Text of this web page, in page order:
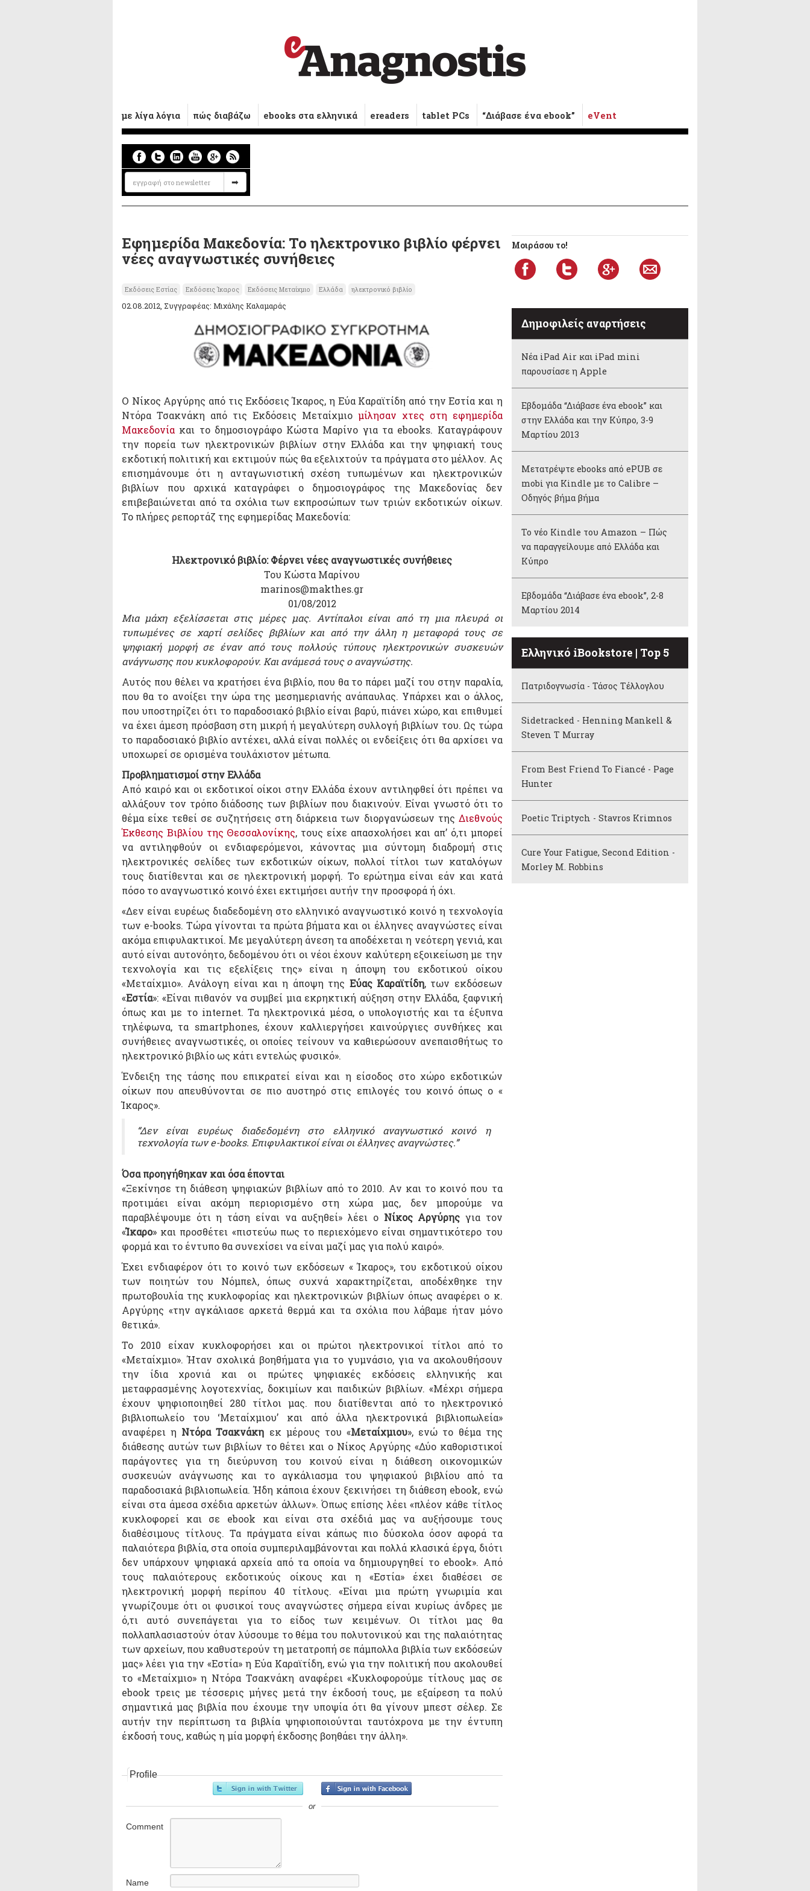
με λίγα λόγια πώς διαβάζω ebooks στα ελληνικά ereaders tablet PCs “Διάβασε ένα ebook” eVent
Εφημερίδα Μακεδονία: Το ηλεκτρονικο βιβλίο φέρνει
νέες αναγνωστικές συνήθειες
Εκδόσεις Εστίας Εκδόσεις Ίκαρος Εκδόσεις Μεταίχμιο Ελλάδα ηλεκτρονικό βιβλίο
02.08.2012, Συγγραφέας: Μιχάλης Καλαμαράς
Ο Νίκος Αργύρης από τις Εκδόσεις Ίκαρος, η Εύα Καραϊτίδη από την Εστία και η
Ντόρα Τσακνάκη από τις Εκδόσεις Μεταίχμιο μίλησαν χτες στη εφημερίδα
Μακεδονία και το δημοσιογράφο Κώστα Μαρίνο για τα ebooks. Καταγράφουν
την πορεία των ηλεκτρονικών βιβλίων στην Ελλάδα και την ψηφιακή τους
εκδοτική πολιτική και εκτιμούν πώς θα εξελιχτούν τα πράγματα στο μέλλον. Ας
επισημάνουμε ότι η ανταγωνιστική σχέση τυπωμένων και ηλεκτρονικών
βιβλίων που αρχικά καταγράφει ο δημοσιογράφος της Μακεδονίας δεν
επιβεβαιώνεται από τα σχόλια των εκπροσώπων των τριών εκδοτικών οίκων.
Το πλήρες ρεπορτάζ της εφημερίδας Μακεδονία:
Ηλεκτρονικό βιβλίο: Φέρνει νέες αναγνωστικές συνήθειες
Του Κώστα Μαρίνου
marinos@makthes.gr
01/08/2012
Μια μάχη εξελίσσεται στις μέρες μας. Αντίπαλοι είναι από τη μια πλευρά οι
τυπωμένες σε χαρτί σελίδες βιβλίων και από την άλλη η μεταφορά τους σε
ψηφιακή μορφή σε έναν από τους πολλούς τύπους ηλεκτρονικών συσκευών
ανάγνωσης που κυκλοφορούν. Και ανάμεσά τους ο αναγνώστης.
Αυτός που θέλει να κρατήσει ένα βιβλίο, που θα το πάρει μαζί του στην παραλία,
που θα το ανοίξει την ώρα της μεσημεριανής ανάπαυλας. Υπάρχει και ο άλλος,
που υποστηρίζει ότι το παραδοσιακό βιβλίο είναι βαρύ, πιάνει χώρο, και επιθυμεί
να έχει άμεση πρόσβαση στη μικρή ή μεγαλύτερη συλλογή βιβλίων του. Ως τώρα
το παραδοσιακό βιβλίο αντέχει, αλλά είναι πολλές οι ενδείξεις ότι θα αρχίσει να
υποχωρεί σε ορισμένα τουλάχιστον μέτωπα.
Προβληματισμοί στην Ελλάδα
Από καιρό και οι εκδοτικοί οίκοι στην Ελλάδα έχουν αντιληφθεί ότι πρέπει να
αλλάξουν τον τρόπο διάδοσης των βιβλίων που διακινούν. Είναι γνωστό ότι το
θέμα είχε τεθεί σε συζητήσεις στη διάρκεια των διοργανώσεων της Διεθνούς
Έκθεσης Βιβλίου της Θεσσαλονίκης, τους είχε απασχολήσει και απ’ ό,τι μπορεί
να αντιληφθούν οι ενδιαφερόμενοι, κάνοντας μια σύντομη διαδρομή στις
ηλεκτρονικές σελίδες των εκδοτικών οίκων, πολλοί τίτλοι των καταλόγων
τους διατίθενται και σε ηλεκτρονική μορφή. Το ερώτημα είναι εάν και κατά
πόσο το αναγνωστικό κοινό έχει εκτιμήσει αυτήν την προσφορά ή όχι.
«Δεν είναι ευρέως διαδεδομένη στο ελληνικό αναγνωστικό κοινό η τεχνολογία
των e-books. Tώρα γίνονται τα πρώτα βήματα και οι έλληνες αναγνώστες είναι
ακόμα επιφυλακτικοί. Με μεγαλύτερη άνεση τα αποδέχεται η νεότερη γενιά, και
αυτό είναι αυτονόητο, δεδομένου ότι οι νέοι έχουν καλύτερη εξοικείωση με την
τεχνολογία και τις εξελίξεις της» είναι η άποψη του εκδοτικού οίκου
«Μεταίχμιο». Ανάλογη είναι και η άποψη της Εύας Καραϊτίδη, των εκδόσεων
«Εστία»: «Είναι πιθανόν να συμβεί μια εκρηκτική αύξηση στην Ελλάδα, ξαφνική
όπως και με το internet. Τα ηλεκτρονικά μέσα, ο υπολογιστής και τα έξυπνα
τηλέφωνα, τα smartphones, έχουν καλλιεργήσει καινούργιες συνθήκες και
συνήθειες αναγνωστικές, οι οποίες τείνουν να καθιερώσουν ανεπαισθήτως το
ηλεκτρονικό βιβλίο ως κάτι εντελώς φυσικό».
Ένδειξη της τάσης που επικρατεί είναι και η είσοδος στο χώρο εκδοτικών
οίκων που απευθύνονται σε πιο αυστηρό στις επιλογές του κοινό όπως ο «
Ίκαρος».
“Δεν είναι ευρέως διαδεδομένη στο ελληνικό αναγνωστικό κοινό η
τεχνολογία των e-books. Επιφυλακτικοί είναι οι έλληνες αναγνώστες.”
Όσα προηγήθηκαν και όσα έπονται
«Ξεκίνησε τη διάθεση ψηφιακών βιβλίων από το 2010. Αν και το κοινό που τα
προτιμάει είναι ακόμη περιορισμένο στη χώρα μας, δεν μπορούμε να
παραβλέψουμε ότι η τάση είναι να αυξηθεί» λέει ο Νίκος Αργύρης για τον
«Ίκαρο» και προσθέτει «πιστεύω πως το περιεχόμενο είναι σημαντικότερο του
φορμά και το έντυπο θα συνεχίσει να είναι μαζί μας για πολύ καιρό».
Έχει ενδιαφέρον ότι το κοινό των εκδόσεων « Ίκαρος», του εκδοτικού οίκου
των ποιητών του Νόμπελ, όπως συχνά χαρακτηρίζεται, αποδέχθηκε την
πρωτοβουλία της κυκλοφορίας και ηλεκτρονικών βιβλίων όπως αναφέρει ο κ.
Αργύρης «την αγκάλιασε αρκετά θερμά και τα σχόλια που λάβαμε ήταν μόνο
θετικά».
Το 2010 είχαν κυκλοφορήσει και οι πρώτοι ηλεκτρονικοί τίτλοι από το
«Μεταίχμιο». Ήταν σχολικά βοηθήματα για το γυμνάσιο, για να ακολουθήσουν
την ίδια χρονιά και οι πρώτες ψηφιακές εκδόσεις ελληνικής και
μεταφρασμένης λογοτεχνίας, δοκιμίων και παιδικών βιβλίων. «Μέχρι σήμερα
έχουν ψηφιοποιηθεί 280 τίτλοι μας. που διατίθενται από το ηλεκτρονικό
βιβλιοπωλείο του ‘Μεταίχμιου’ και από άλλα ηλεκτρονικά βιβλιοπωλεία»
αναφέρει η Ντόρα Τσακνάκη εκ μέρους του «Μεταίχμιου», ενώ το θέμα της
διάθεσης αυτών των βιβλίων το θέτει και ο Νίκος Αργύρης «Δύο καθοριστικοί
παράγοντες για τη διεύρυνση του κοινού είναι η διάθεση οικονομικών
συσκευών ανάγνωσης και το αγκάλιασμα του ψηφιακού βιβλίου από τα
παραδοσιακά βιβλιοπωλεία. Ήδη κάποια έχουν ξεκινήσει τη διάθεση ebook, ενώ
είναι στα άμεσα σχέδια αρκετών άλλων». Όπως επίσης λέει «πλέον κάθε τίτλος
κυκλοφορεί και σε ebook και είναι στα σχέδιά μας να αυξήσουμε τους
διαθέσιμους τίτλους. Τα πράγματα είναι κάπως πιο δύσκολα όσον αφορά τα
παλαιότερα βιβλία, στα οποία συμπεριλαμβάνονται και πολλά κλασικά έργα, διότι
δεν υπάρχουν ψηφιακά αρχεία από τα οποία να δημιουργηθεί το ebook». Από
τους παλαιότερους εκδοτικούς οίκους και η «Εστία» έχει διαθέσει σε
ηλεκτρονική μορφή περίπου 40 τίτλους. «Είναι μια πρώτη γνωριμία και
γνωρίζουμε ότι οι φυσικοί τους αναγνώστες σήμερα είναι κυρίως άνδρες με
ό,τι αυτό συνεπάγεται για το είδος των κειμένων. Οι τίτλοι μας θα
πολλαπλασιαστούν όταν λύσουμε το θέμα του πολυτονικού και της παλαιότητας
των αρχείων, που καθυστερούν τη μετατροπή σε πάμπολλα βιβλία των εκδόσεών
μας» λέει για την «Εστία» η Εύα Καραϊτίδη, ενώ για την πολιτική που ακολουθεί
το «Μεταίχμιο» η Ντόρα Τσακνάκη αναφέρει «Κυκλοφορούμε τίτλους μας σε
ebook τρεις με τέσσερις μήνες μετά την έκδοσή τους, με εξαίρεση τα πολύ
σημαντικά μας βιβλία που έχουμε την υποψία ότι θα γίνουν μπεστ σέλερ. Σε
αυτήν την περίπτωση τα βιβλία ψηφιοποιούνται ταυτόχρονα με την έντυπη
έκδοσή τους, καθώς η μία μορφή έκδοσης βοηθάει την άλλη».
Profile
or
Comment
Name
Μοιράσου το!
Δημοφιλείς αναρτήσεις
Νέα iPad Air και iPad mini
παρουσίασε η Apple
Εβδομάδα “Διάβασε ένα ebook” και
στην Ελλάδα και την Κύπρο, 3-9
Μαρτίου 2013
Μετατρέψτε ebooks από ePUB σε
mobi για Kindle με το Calibre –
Οδηγός βήμα βήμα
Το νέο Kindle του Amazon – Πώς
να παραγγείλουμε από Ελλάδα και
Κύπρο
Εβδομάδα “Διάβασε ένα ebook”, 2-8
Μαρτίου 2014
Ελληνικό iBookstore | Top 5
Πατριδογνωσία - Τάσος Τέλλογλου
Sidetracked - Henning Mankell &
Steven T Murray
From Best Friend To Fiancé - Page
Hunter
Poetic Triptych - Stavros Krimnos
Cure Your Fatigue, Second Edition -
Morley M. Robbins